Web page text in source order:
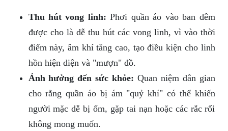
Thu hút vong linh: Phơi quần áo vào ban đêm
được cho là dễ thu hút các vong linh, vì vào thời
điểm này, âm khí tăng cao, tạo điều kiện cho linh
hồn hiện diện và "mượn" đồ.
Ảnh hưởng đến sức khỏe: Quan niệm dân gian
cho rằng quần áo bị ám "quỷ khí" có thể khiến
người mặc dễ bị ốm, gặp tai nạn hoặc các rắc rối
không mong muốn.